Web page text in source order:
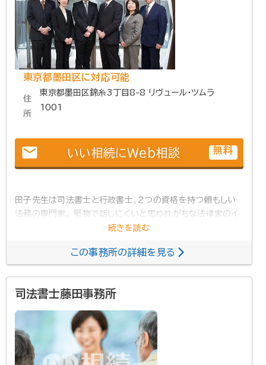
東京都墨田区に対応可能
住
所
東京都墨田区錦糸3丁目8-8 リヴュール・ツムラ
1001
email いい相続にWeb相談 無料
田子先生は司法書士と行政書士、2つの資格を持つ頼もしい
法務の専門家。 堅物で話しにくいと思われがちな法律家のイ
メージを払拭したいという思いから、お客様にとってカフェの
様の相談を親身になって対応していらっしゃいます。
この事務所の詳細を見る
司法書士藤田事務所